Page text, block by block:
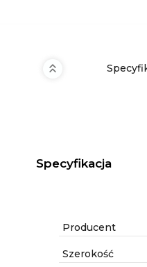
Specyfikacja
Producent
Szerokość